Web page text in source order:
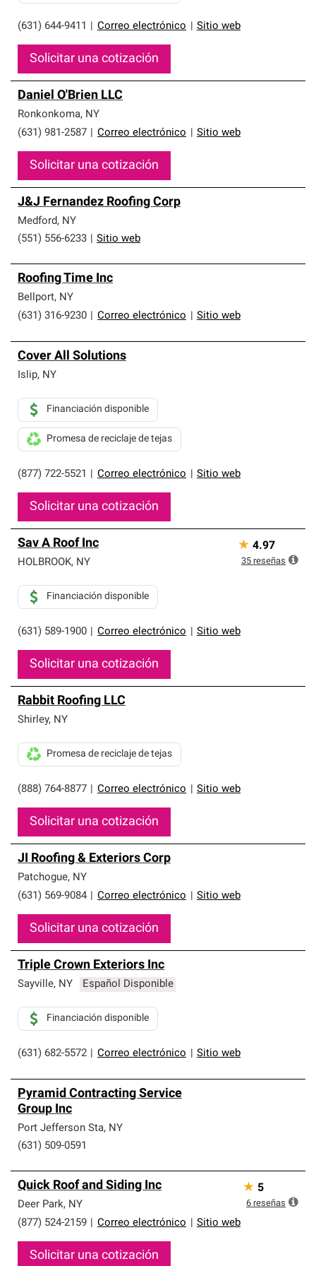
(631) 644-9411 Correo electrónico Sitio web
Solicitar una cotización
Daniel O'Brien LLC
Ronkonkoma, NY
(631) 981-2587
Correo electrónico Sitio web
Solicitar una cotización
J&J Fernandez Roofing Corp
Medford, NY
(551) 556-6233
Sitio web
Roofing Time Inc
Bellport, NY
(631) 316-9230
Correo electrónico Sitio web
Cover All Solutions
Islip, NY
(877) 722-5521 Correo electrónico Sitio web
Financiación disponible
Promesa de reciclaje de tejas
Solicitar una cotización
Sav A Roof Inc
HOLBROOK, NY
(631) 589-1900 Correo electrónico Sitio web
Financiación disponible
Solicitar una cotización
★ 4.97
35 reseñas
Rabbit Roofing LLC
Shirley, NY
(888) 764-8877 Correo electrónico Sitio web
Promesa de reciclaje de tejas
Solicitar una cotización
JI Roofing & Exteriors Corp
Patchogue, NY
(631) 569-9084
Correo electrónico Sitio web
Solicitar una cotización
Triple Crown Exteriors Inc
Sayville, NY Español Disponible
(631) 682-5572 Correo electrónico Sitio web
Financiación disponible
Pyramid Contracting Service
Group Inc
Port Jefferson Sta, NY
(631) 509-0591
Quick Roof and Siding Inc
Deer Park, NY
(877) 524-2159
Correo electrónico Sitio web
Solicitar una cotización
★ 5
6 reseñas